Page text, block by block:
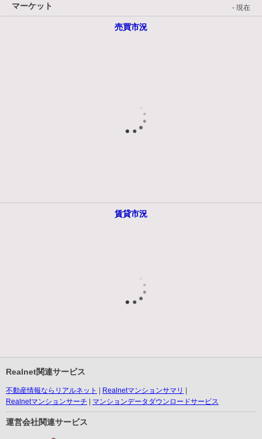
マーケット - 現在
売買市況
賃貸市況
Realnet関連サービス
不動産情報ならリアルネット
Realnetマンションサマリ
Realnetマンションサーチ
マンションデータダウンロードサービス
運営会社関連サービス